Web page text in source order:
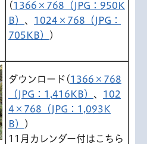
(1366×768（JPG：950K
B） 、 1024×768（JPG：
705KB）
)
ダウンロード(1366×768
（JPG：1,416KB） 、 102
4×768（JPG：1,093K
B）
)
11月カレンダー付はこちら